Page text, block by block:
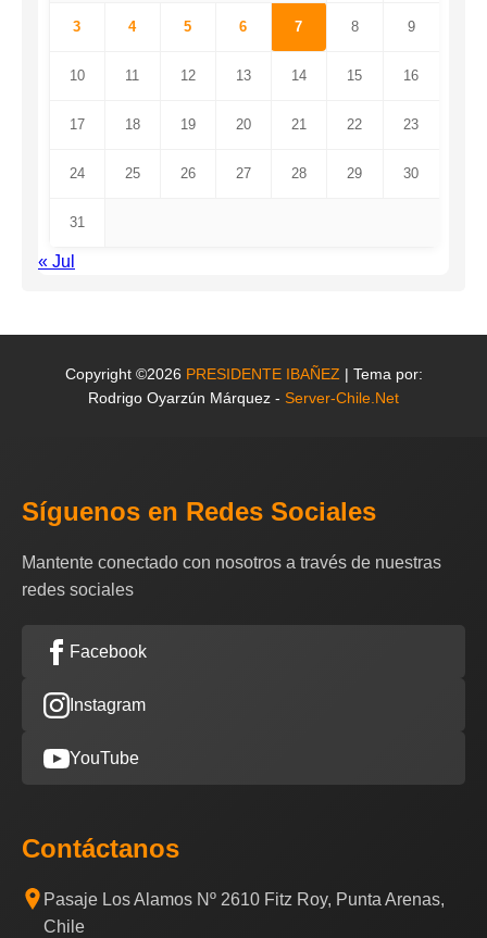
3 4 5 6 7 8 9
10 11 12 13 14 15 16
17 18 19 20 21 22 23
24 25 26 27 28 29 30
31
« Jul
Copyright ©2026 PRESIDENTE IBAÑEZ | Tema por:
Rodrigo Oyarzún Márquez - Server-Chile.Net
Síguenos en Redes Sociales
Mantente conectado con nosotros a través de nuestras
redes sociales
Facebook
Instagram
YouTube
Contáctanos
Pasaje Los Alamos Nº 2610 Fitz Roy, Punta Arenas,
Chile